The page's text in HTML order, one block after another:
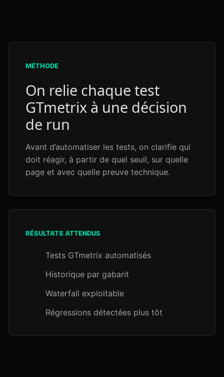
MÉTHODE
On relie chaque test
GTmetrix à une décision
de run
Avant d’automatiser les tests, on clarifie qui
doit réagir, à partir de quel seuil, sur quelle
page et avec quelle preuve technique.
RÉSULTATS ATTENDUS
Tests GTmetrix automatisés
Historique par gabarit
Waterfall exploitable
Régressions détectées plus tôt